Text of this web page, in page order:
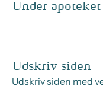
Under
Udskriv siden
Udskriv siden med